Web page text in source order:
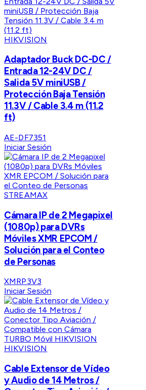
HIKVISION
Adaptador Buck DC-DC /
Entrada 12-24V DC /
Salida 5V miniUSB /
Protección Baja Tensión
11.3V / Cable 3.4 m (11.2
ft)
AE-DF7351
Iniciar Sesión
STREAMAX
Cámara IP de 2 Megapixel
(1080p) para DVRs
Móviles XMR EPCOM /
Solución para el Conteo
de Personas
XMRP3V3
Iniciar Sesión
HIKVISION
Cable Extensor de Vídeo
y Audio de 14 Metros /